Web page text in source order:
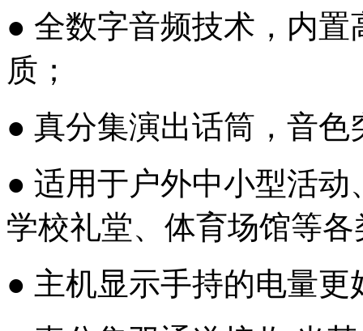
● 全数字音频技术，内置
质；
● 真分集演出话筒，音色
● 适用于户外中小型活
学校礼堂、体育场馆等
● 主机显示手持的电量